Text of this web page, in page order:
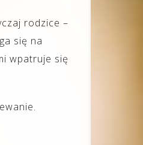
rodzice –
się na
wpatruje się